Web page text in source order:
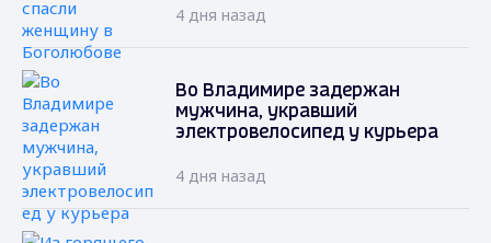
4 дня назад
Во Владимире задержан
мужчина, укравший
электровелосипед у курьера
4 дня назад